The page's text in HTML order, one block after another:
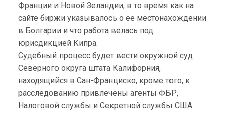
Франции и Новой Зеландии, в то время как на
сайте биржи указывалось о ее местонахождении
в Болгарии и что работа велась под
юрисдикцией Кипра.
Судебный процесс будет вести окружной суд
Северного округа штата Калифорния,
находящийся в Сан-Франциско, кроме того, к
расследованию привлечены агенты ФБР,
Налоговой службы и Секретной службы США.